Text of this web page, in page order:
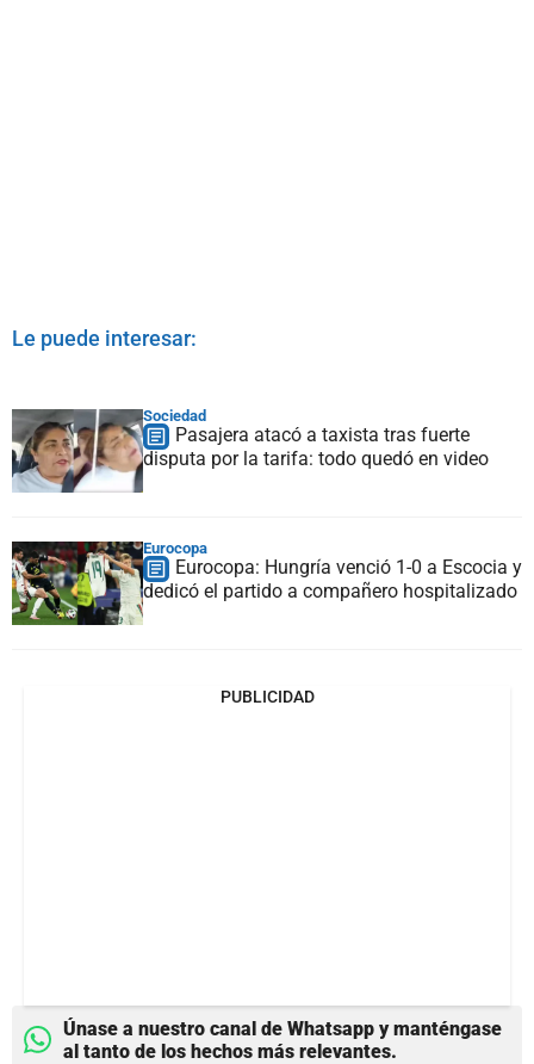
Le puede interesar:
Sociedad
Pasajera atacó a taxista tras fuerte
disputa por la tarifa: todo quedó en video
Eurocopa
Eurocopa: Hungría venció 1-0 a Escocia y
dedicó el partido a compañero hospitalizado
PUBLICIDAD
Únase a nuestro canal de Whatsapp y manténgase
al tanto de los hechos más relevantes.